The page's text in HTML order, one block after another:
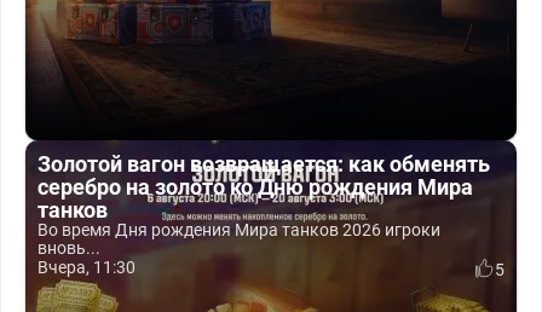
Золотой вагон возвращается: как обменять
серебро на золото ко Дню рождения Мира
танков
Во время Дня рождения Мира танков 2026 игроки
вновь...
Вчера, 11:30
5